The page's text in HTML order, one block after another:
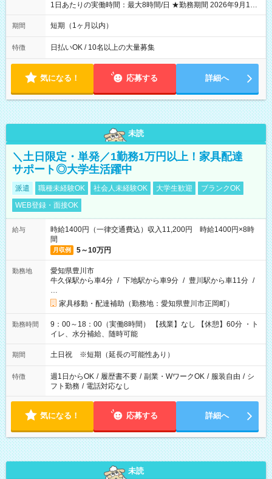
1日あたりの実働時間：最大8時間/日 ★勤務期間 2026年9月16
日~2026年10月23日 短期勤務OK! 期間中フル勤務できる方優遇
※週3~5日勤務(勤務日数応相談) ※期間前から勤務スタートも可
り ※夜勤シフトあり
期間 短期（1ヶ月以内）
特徴 日払いOK / 10名以上の大量募集
気になる！ 応募する 詳細へ
未読
＼土日限定・単発／1勤務1万円以上！家具配達
サポート◎大学生活躍中
派遣 職種未経験OK 社会人未経験OK 大学生歓迎
ブランクOK
WEB登録・面接OK
給与
時給1400円（一律交通費込）収入11,200円 時給1400円×8時
間
月収例 5～10万円
勤務地
愛知県豊川市
牛久保駅から車4分 / 下地駅から車9分 / 豊川駅から車11分 /
…
家具移動・配達補助（勤務地：愛知県豊川市正岡町）
勤務時間
9：00～18：00（実働8時間） 【残業】なし 【休憩】60分 ・ト
イレ、水分補給、随時可能
期間 土日祝 ※短期（延長の可能性あり）
特徴 週1日からOK / 履歴書不要 / 副業・WワークOK / 服装自由 / シ
フト勤務 / 電話対応なし
気になる！ 応募する 詳細へ
未読